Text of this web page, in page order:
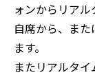
ォンからリア
自席から、ま
ます。
またリアルタ